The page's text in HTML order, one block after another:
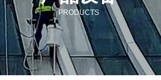
PRODUCTS